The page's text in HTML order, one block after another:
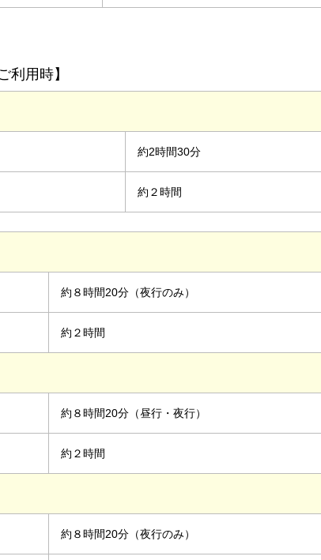
利用時】
約2時間30分
約２時間
約８時間20分（夜行のみ）
約２時間
約８時間20分（昼行・夜行）
約２時間
約８時間20分（夜行のみ）